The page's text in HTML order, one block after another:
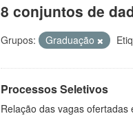
8 conjuntos de
Grupos: Graduação
Processos Seletivos
Relação das vagas